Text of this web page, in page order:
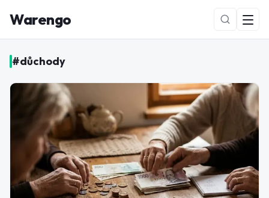
Warengo
NOVÉ
#důchody